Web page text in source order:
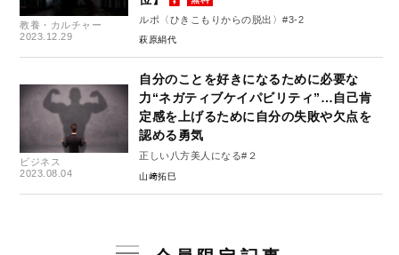
教養・カルチャー
2023.12.29
ルポ〈ひきこもりからの脱出〉#3-2
萩原絹代
ビジネス
2023.08.04
自分のことを好きになるために必要な
力“ネガティブケイパビリティ”…自己肯
定感を上げるために自分の失敗や欠点を
認める勇気
正しい八方美人になる#２
山﨑拓巳